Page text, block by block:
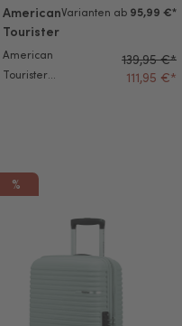
American
Tourister
American
Tourister
Varianten ab 95,99 €*
139,95 €*
111,95 €*
juicy orange
American Tourister Trolley
%